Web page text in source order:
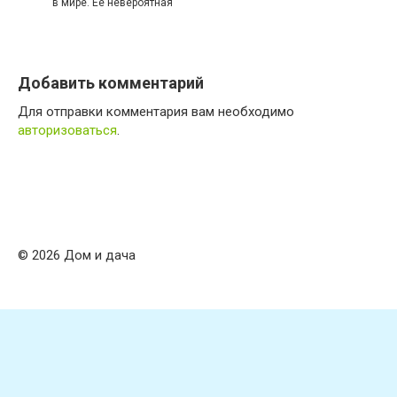
в мире. Ее невероятная
Добавить комментарий
Для отправки комментария вам необходимо
авторизоваться.
© 2026 Дом и дача